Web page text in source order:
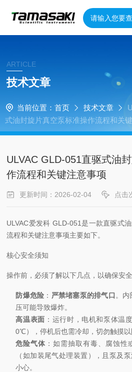
ARTICLE
技术文章
当前位置： 首页 技术文章
式油封旋片真空泵标准操作流程和关
ULVAC GLD-051直驱式油
作流程和关键注意事项
更新时间：2026-02-04 点击
ULVAC爱发科 GLD-051是一款直驱式
流程和关键注意事项主要如下。
核心安全须知
操作前，必须了解以下几点，以确保安全
防爆危险 ： 严禁堵塞泵的排气口 。内
压可能导致爆炸。
高温表面 ：运行时，电机和泵体温
0℃），停机后也需冷却，切勿触摸以
危险气体 ：如需抽取有毒、腐蚀
（如加装尾气处理装置），且泵及
小心。